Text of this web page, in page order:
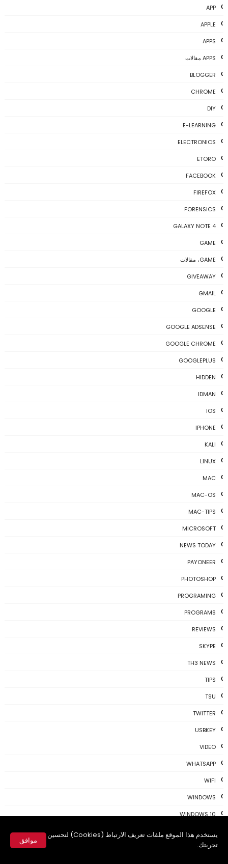
يستخدم هذا الموقع ملفات تعريف الارتباط (Cookies) لتحسين
تجربتك.
موافق
APP
APPLE
APPS
APPS مقالات
BLOGGER
CHROME
DIY
E-LEARNING
ELECTRONICS
ETORO
FACEBOOK
FIREFOX
FORENSICS
GALAXY NOTE 4
GAME
GAME، مقالات
GIVEAWAY
GMAIL
GOOGLE
GOOGLE ADSENSE
GOOGLE CHROME
GOOGLEPLUS
HIDDEN
IDMAN
IOS
IPHONE
KALI
LINUX
MAC
MAC-OS
MAC-TIPS
MICROSOFT
NEWS TODAY
PAYONEER
PHOTOSHOP
PROGRAMING
PROGRAMS
REVIEWS
SKYPE
TH3 NEWS
TIPS
TSU
TWITTER
USBKEY
VIDEO
WHATSAPP
WIFI
WINDOWS
WINDOWS 10
WINDOWS XP
WINDOWS10